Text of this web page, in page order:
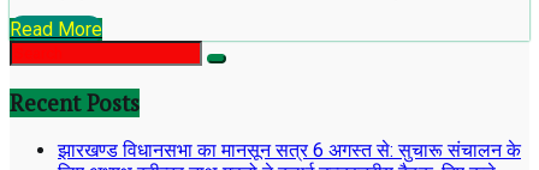
Read More
Recent Posts
झारखण्ड विधानसभा का मानसून सत्र 6 अगस्त से: सुचारू संचालन के